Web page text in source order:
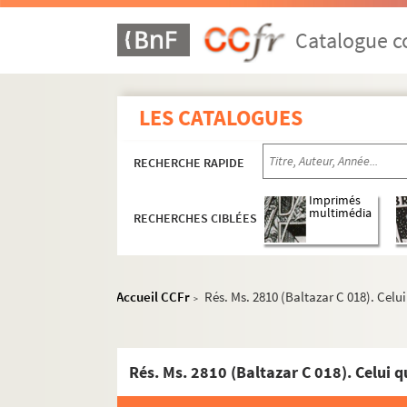
Catalogue
LES CATALOGUES
RECHERCHE RAPIDE
RECHERCHES CIBLÉES
Imprimés
multimédia
Accueil CCFr > Rés. Ms. 2810 (Baltazar C 018).
Rés. Ms. 2810 (Baltazar C 018). Celui
B - Livres imprimés écrits ou ornés par